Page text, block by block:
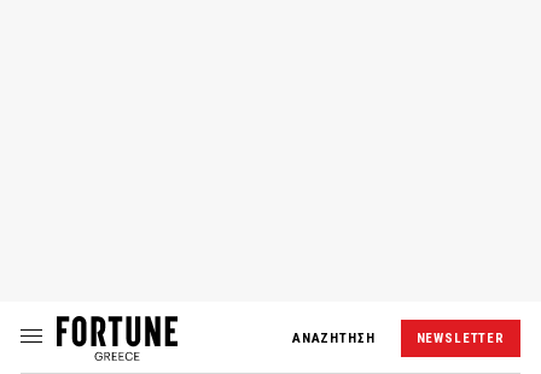
ΑΝΑΖΗΤΗΣΗ NEWSLETTER